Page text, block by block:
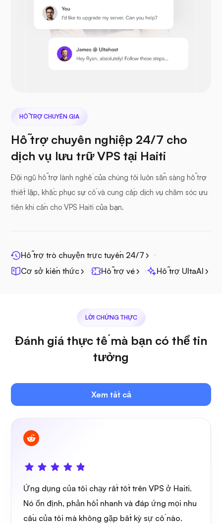
Prestashop
Hồ sơ biển
Bảo vệ dây
HỖ TRỢ CHUYÊN GIA
Hỗ trợ chuyên nghiệp 24/7 cho
dịch vụ lưu trữ VPS tại Haiti
Đội ngũ hỗ trợ lành nghề của chúng tôi luôn sẵn sàng hỗ trợ
thiết lập, khắc phục sự cố và cung cấp dịch vụ chăm sóc ưu
tiên khi cần cho VPS Haiti của bạn.
Hỗ trợ trò chuyện trực tuyến 24/7
Cơ sở kiến thức
Hỗ trợ vé Hỗ trợ UltaAI
LỜI CHỨNG THỰC
Đánh giá thực tế mà bạn có thể tin
tưởng
Xem tất cả
Ứng dụng của tôi chạy rất tốt trên VPS ở Haiti.
Nó ổn định, phản hồi nhanh và đáp ứng mọi nhu
cầu của tôi mà không gặp bất kỳ sự cố nào.